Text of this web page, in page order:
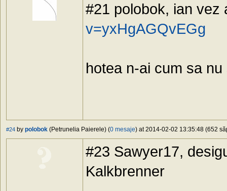
#21 polobok, ian vez
v=yxHgAGQvEGg
hotea n-ai cum sa nu
#24 by polobok (Petrunelia Paierele) (0 mesaje) at 2014-02-02 13:35:48 (652
#23 Sawyer17,
Kalkbrenner